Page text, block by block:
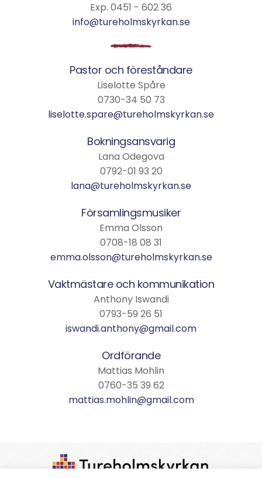
Exp. 0451 - 602 36
info@tureholmskyrkan.se
Pastor och föreståndare
Liselotte Spåre
0730-34 50 73
liselotte.spare@tureholmskyrkan.se
Bokningsansvarig
Lana Odegova
0792-01 93 20
lana@tureholmskyrkan.se
Församlingsmusiker
Emma Olsson
0708-18 08 31
emma.olsson@tureholmskyrkan.se
Vaktmästare och kommunikation
Anthony Iswandi
0793-59 26 51
iswandi.anthony@gmail.com
Ordförande
Mattias Mohlin
0760-35 39 62
mattias.mohlin@gmail.com